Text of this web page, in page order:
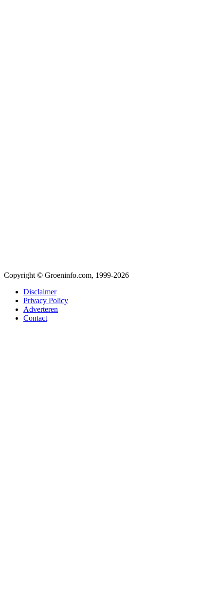
Copyright © Groeninfo.com, 1999-2026
Disclaimer
Privacy Policy
Adverteren
Contact